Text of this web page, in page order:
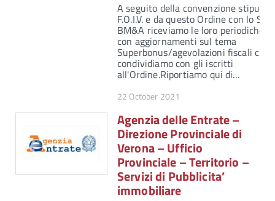
A seguito della convenzione
F.O.I.V. e da questo Ordine con lo
BM&A riceviamo le loro periodiche
con aggiornamenti sul tema
Superbonus/agevolazioni fiscali che
condividiamo con gli iscritti
all'Ordine.Riportiamo qui di…
22 October 2021
Agenzia delle Entrate –
Direzione Provinciale di
Verona – Ufficio
Provinciale – Territorio –
Servizi di Pubblicita’
immobiliare